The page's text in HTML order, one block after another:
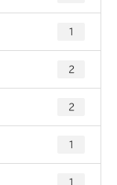
1
2
2
1
1